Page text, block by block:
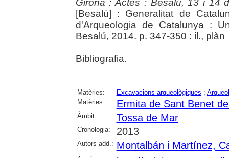
Girona : Actes : Besalú, 13 i 14
[Besalú] : Generalitat de
d'Arqueologia de Catalunya :
Besalú, 2014. p. 347-350 : il., plàn
Bibliografia.
Matèries: Excavacions arqueològiques ;
Matèries:
Ermita de Sant Benet
Àmbit: Tossa de Mar
Cronologia: 2013
Autors add.: Montalbán i Martínez,